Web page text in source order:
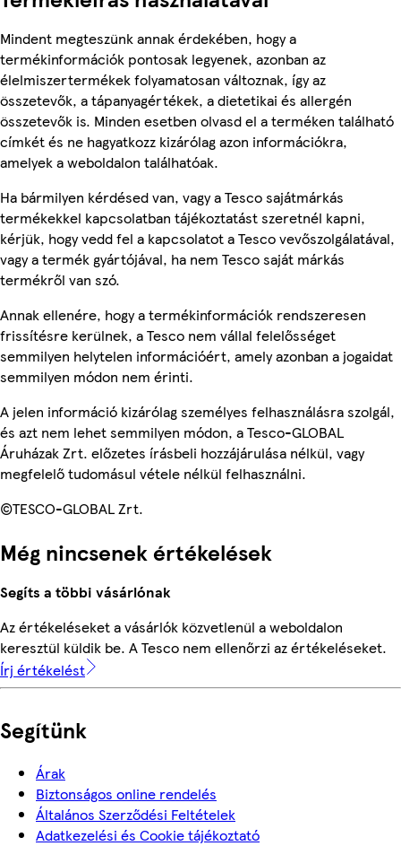
Mindent megteszünk annak érdekében, hogy a
termékinformációk pontosak legyenek, azonban az
élelmiszertermékek folyamatosan változnak, így az
összetevők, a tápanyagértékek, a dietetikai és allergén
összetevők is. Minden esetben olvasd el a terméken található
címkét és ne hagyatkozz kizárólag azon információkra,
amelyek a weboldalon találhatóak.
Ha bármilyen kérdésed van, vagy a Tesco sajátmárkás
termékekkel kapcsolatban tájékoztatást szeretnél kapni,
kérjük, hogy vedd fel a kapcsolatot a Tesco vevőszolgálatával,
vagy a termék gyártójával, ha nem Tesco saját márkás
termékről van szó.
Annak ellenére, hogy a termékinformációk rendszeresen
frissítésre kerülnek, a Tesco nem vállal felelősséget
semmilyen helytelen információért, amely azonban a jogaidat
semmilyen módon nem érinti.
A jelen információ kizárólag személyes felhasználásra szolgál,
és azt nem lehet semmilyen módon, a Tesco-GLOBAL
Áruházak Zrt. előzetes írásbeli hozzájárulása nélkül, vagy
megfelelő tudomásul vétele nélkül felhasználni.
©TESCO-GLOBAL Zrt.
Még nincsenek értékelések
Segíts a többi vásárlónak
Az értékeléseket a vásárlók közvetlenül a weboldalon
keresztül küldik be. A Tesco nem ellenőrzi az értékeléseket.
Írj értékelést
Segítünk
Árak
Biztonságos online rendelés
Általános Szerződési Feltételek
Adatkezelési és Cookie tájékoztató